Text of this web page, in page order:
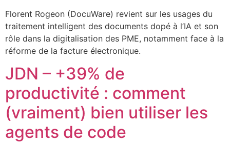
Florent Rogeon (DocuWare) revient sur les usages du
traitement intelligent des documents dopé à l’IA et son
rôle dans la digitalisation des PME, notamment face à la
réforme de la facture électronique.
JDN – +39% de
productivité : comment
(vraiment) bien utiliser les
agents de code